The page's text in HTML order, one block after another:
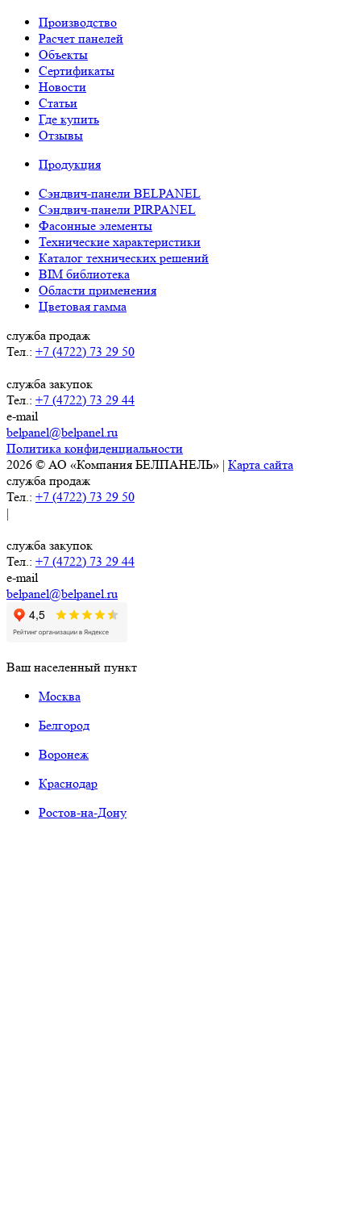
Производство
Расчет панелей
Объекты
Сертификаты
Новости
Статьи
Где купить
Отзывы
Продукция
Сэндвич-панели BELPANEL
Сэндвич-панели PIRPANEL
Фасонные элементы
Технические характеристики
Каталог технических решений
BIM библиотека
Области применения
Цветовая гамма
служба продаж
Тел.: +7 (4722) 73 29 50
служба закупок
Тел.: +7 (4722) 73 29 44
e-mail
belpanel@belpanel.ru
Политика конфиденциальности
2026 © АО «Компания БЕЛПАНЕЛЬ» | Карта сайта
служба продаж
Тел.: +7 (4722) 73 29 50
|
служба закупок
Тел.: +7 (4722) 73 29 44
e-mail
belpanel@belpanel.ru
Ваш населенный пункт
Москва
Белгород
Воронеж
Краснодар
Ростов-на-Дону